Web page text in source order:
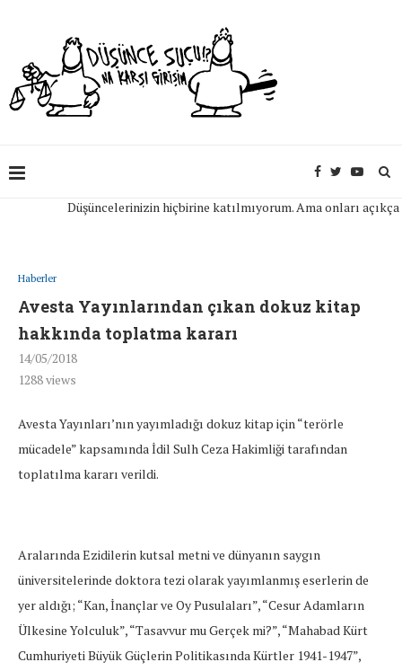
Düşüncelerinizin hiçbirine katılmıyorum. Ama onları açıkça
Haberler
Avesta Yayınlarından çıkan dokuz kitap
hakkında toplatma kararı
14/05/2018
1288views
Avesta Yayınları’nın yayımladığı dokuz kitap için “terörle
mücadele” kapsamında İdil Sulh Ceza Hakimliği tarafından
toplatılma kararı verildi.
Aralarında Ezidilerin kutsal metni ve dünyanın saygın
üniversitelerinde doktora tezi olarak yayımlanmış eserlerin de
yer aldığı; “Kan, İnançlar ve Oy Pusulaları”, “Cesur Adamların
Ülkesine Yolculuk”, “Tasavvur mu Gerçek mi?”, “Mahabad Kürt
Cumhuriyeti Büyük Güçlerin Politikasında Kürtler 1941-1947”,